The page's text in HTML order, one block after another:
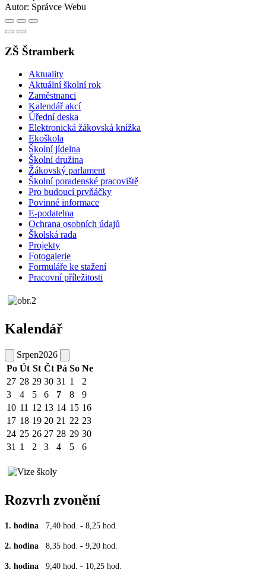
Autor: Správce Webu
ZŠ Štramberk
Aktuality
Aktuální školní rok
Zaměstnanci
Kalendář akcí
Úřední deska
Elektronická žákovská knížka
Ekoškola
Školní jídelna
Školní družina
Žákovský parlament
Školní poradenské pracoviště
Pro budoucí prvňáčky
Povinné informace
E-podatelna
Ochrana osobních údajů
Školská rada
Projekty
Fotogalerie
Formuláře ke stažení
Pracovní příležitosti
Kalendář
Srpen2026
Po Út St Čt Pá So Ne
27 28 29 30 31 1
2
3
4 5 6 7 8
9
10 11 12 13 14 15 16
17 18 19 20 21 22 23
24 25 26 27 28 29 30
31 1 2 3 4 5 6
Rozvrh zvonění
1. hodina 7,40 hod. - 8,25 hod.
2. hodina 8,35 hod. - 9,20 hod.
3. hodina 9,40 hod. - 10,25 hod.